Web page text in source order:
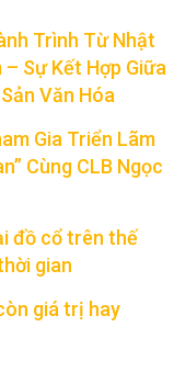
Trình Từ Nhật
Sự Kết Hợp Giữa
Văn Hóa
Gia Triển Lãm
Cùng CLB Ngọc
đồ cổ trên thế
gian
giá trị hay